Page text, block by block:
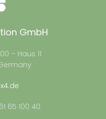
GmbH
– Haus 11
65 100 40